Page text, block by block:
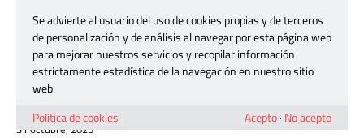
refuerza su programa para el aprendizaje en el extranjero
La Escuela de Viticultura y Enología
de Requena refuerza su programa
para el aprendizaje en el extranjero
31 octubre, 2025
Se advierte al usuario del uso de cookies propias y de terceros
de personalización y de análisis al navegar por esta página web
para mejorar nuestros servicios y recopilar información
estrictamente estadística de la navegación en nuestro sitio
web.
Política de cookies
Acepto· No acepto